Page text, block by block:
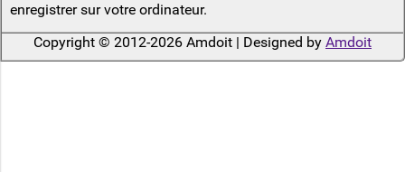
enregistrer sur votre ordinateur.
Copyright © 2012-2026 Amdoit | Designed by Amdoit